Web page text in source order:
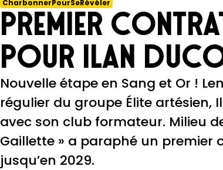
CharbonnerPourSeRévéler
Premier
pour Ilan
Nouvelle étape en Sang et Or !
régulier du groupe Élite artésien,
avec son club formateur. Milieu
Gaillette » a paraphé un premier
jusqu’en 2029.